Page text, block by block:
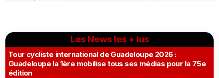
Les News les + lus
Tour cycliste international de Guadeloupe 2026 :
Guadeloupe la 1ère mobilise tous ses médias pour la 75e
édition